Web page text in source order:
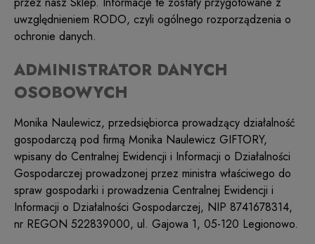
uwzględnieniem RODO, czyli ogólnego rozporządzenia o
ochronie danych.
ADMINISTRATOR DANYCH
OSOBOWYCH
Monika Naulewicz, przedsiębiorca prowadzący działalność
gospodarczą pod firmą Monika Naulewicz GIFTORY,
wpisany do Centralnej Ewidencji i Informacji o Działalności
Gospodarczej prowadzonej przez ministra właściwego do
spraw gospodarki i prowadzenia Centralnej Ewidencji i
Informacji o Działalności Gospodarczej, NIP 8741678314,
nr REGON 522839000, ul. Gajowa 1, 05-120 Legionowo.